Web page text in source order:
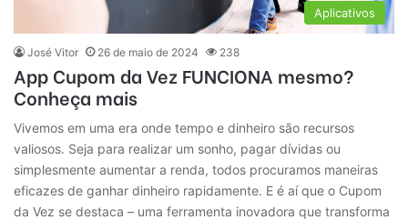
Aplicativos
José Vitor 26 de maio de 2024 238
App Cupom da Vez FUNCIONA mesmo?
Conheça mais
Vivemos em uma era onde tempo e dinheiro são recursos
valiosos. Seja para realizar um sonho, pagar dívidas ou
simplesmente aumentar a renda, todos procuramos maneiras
eficazes de ganhar dinheiro rapidamente. E é aí que o Cupom
da Vez se destaca – uma ferramenta inovadora que transforma